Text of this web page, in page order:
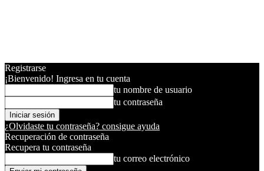
Registrarse
¡Bienvenido! Ingresa en tu cuenta
tu nombre de usuario
tu contraseña
¿Olvidaste tu contraseña? consigue ayuda
Recuperación de contraseña
Recupera tu contraseña
tu correo electrónico